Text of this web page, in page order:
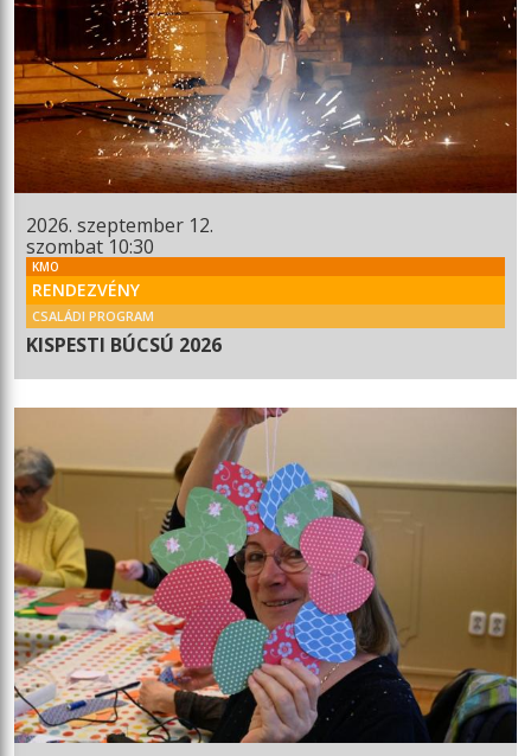
2026. szeptember 12.
szombat 10:30
KMO
RENDEZVÉNY
CSALÁDI PROGRAM
KISPESTI BÚCSÚ 2026